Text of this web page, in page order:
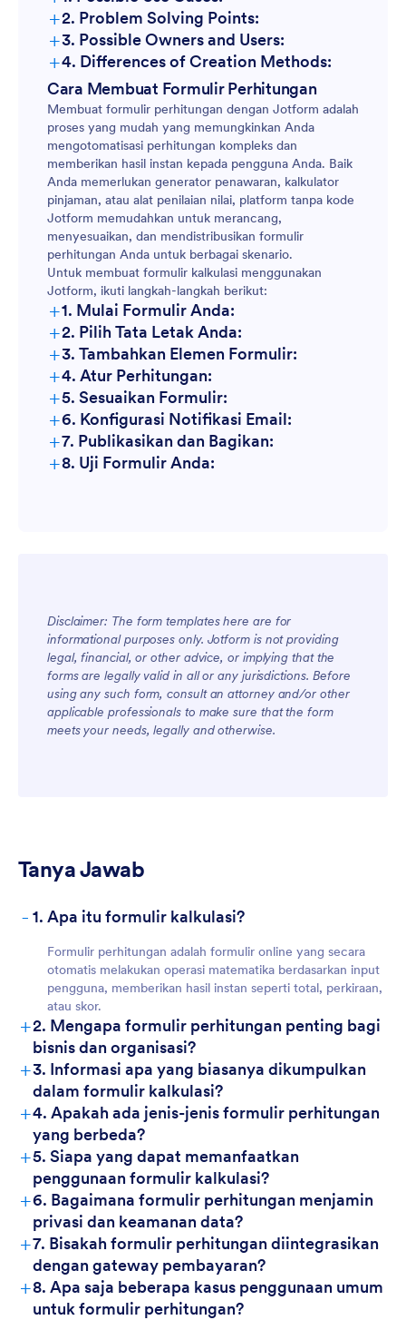
+2. Problem Solving Points:
+3. Possible Owners and Users:
+4. Differences of Creation Methods:
Cara Membuat Formulir Perhitungan
Membuat formulir perhitungan dengan Jotform adalah
proses yang mudah yang memungkinkan Anda
mengotomatisasi perhitungan kompleks dan
memberikan hasil instan kepada pengguna Anda. Baik
Anda memerlukan generator penawaran, kalkulator
pinjaman, atau alat penilaian nilai, platform tanpa kode
Jotform memudahkan untuk merancang,
menyesuaikan, dan mendistribusikan formulir
perhitungan Anda untuk berbagai skenario.
Untuk membuat formulir kalkulasi menggunakan
Jotform, ikuti langkah-langkah berikut:
+1. Mulai Formulir Anda:
+2. Pilih Tata Letak Anda:
+3. Tambahkan Elemen Formulir:
+4. Atur Perhitungan:
+5. Sesuaikan Formulir:
+6. Konfigurasi Notifikasi Email:
+7. Publikasikan dan Bagikan:
+8. Uji Formulir Anda:
Disclaimer: The form templates here are for
informational purposes only. Jotform is not providing
legal, financial, or other advice, or implying that the
forms are legally valid in all or any jurisdictions. Before
using any such form, consult an attorney and/or other
applicable professionals to make sure that the form
meets your needs, legally and otherwise.
Tanya Jawab
- 1. Apa itu formulir kalkulasi?
Formulir perhitungan adalah formulir online yang secara
otomatis melakukan operasi matematika berdasarkan input
pengguna, memberikan hasil instan seperti total, perkiraan,
atau skor.
+2. Mengapa formulir perhitungan penting bagi
bisnis dan organisasi?
+3. Informasi apa yang biasanya dikumpulkan
dalam formulir kalkulasi?
+4. Apakah ada jenis-jenis formulir perhitungan
yang berbeda?
+5. Siapa yang dapat memanfaatkan
penggunaan formulir kalkulasi?
+6. Bagaimana formulir perhitungan menjamin
privasi dan keamanan data?
+7. Bisakah formulir perhitungan diintegrasikan
dengan gateway pembayaran?
+8. Apa saja beberapa kasus penggunaan umum
untuk formulir perhitungan?